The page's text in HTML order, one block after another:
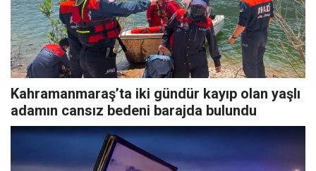
Kahramanmaraş’ta iki gündür kayıp olan yaşlı
adamın cansız bedeni barajda bulundu